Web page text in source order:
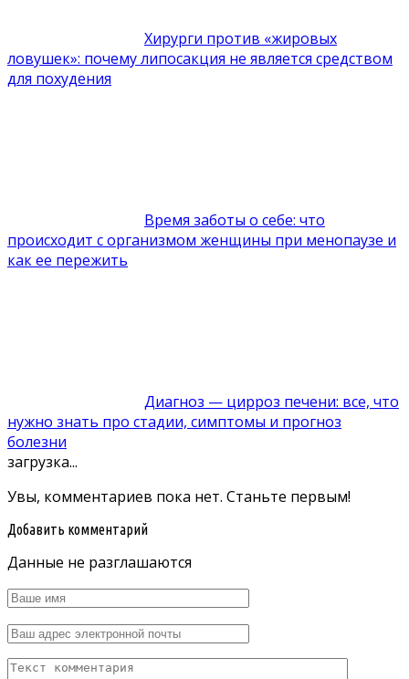
Хирурги против «жировых
ловушек»: почему липосакция не является средством
для похудения
Время заботы о себе: что
происходит с организмом женщины при менопаузе и
как ее пережить
Диагноз — цирроз печени: все, что
нужно знать про стадии, симптомы и прогноз
болезни
загрузка...
Увы, комментариев пока нет. Станьте первым!
Добавить комментарий
Данные не разглашаются